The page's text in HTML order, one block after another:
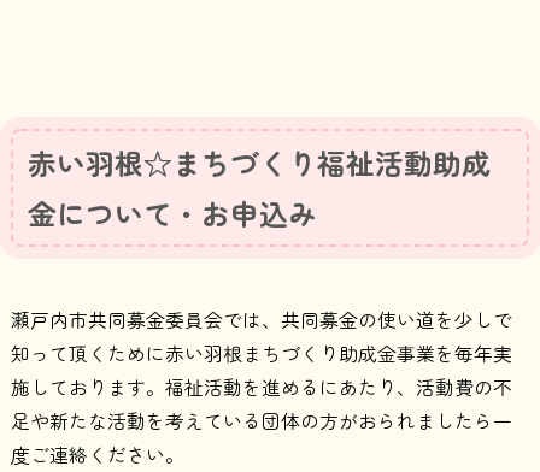
赤い羽根☆まちづくり福祉活動助成
金について・お申込み
瀬戸内市共同募金委員会では、共同募金の使い道を少しで
知って頂くために赤い羽根まちづくり助成金事業を毎年実
施しております。福祉活動を進めるにあたり、活動費の不
足や新たな活動を考えている団体の方がおられましたら一
度ご連絡ください。